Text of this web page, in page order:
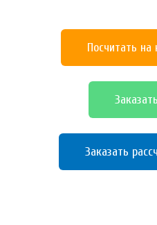
Посчитать на
Заказать